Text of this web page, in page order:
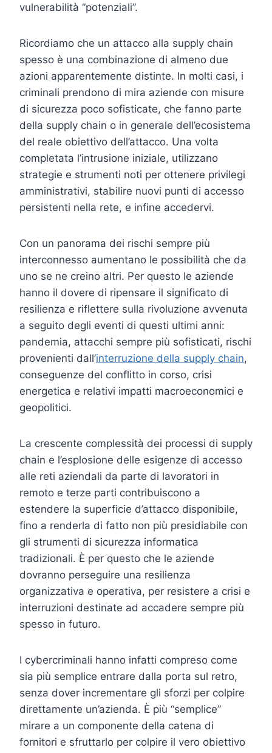
vulnerabilità “potenziali”.
Ricordiamo che un attacco alla supply chain
spesso è una combinazione di almeno due
azioni apparentemente distinte. In molti casi, i
criminali prendono di mira aziende con misure
di sicurezza poco sofisticate, che fanno parte
della supply chain o in generale dell’ecosistema
del reale obiettivo dell’attacco. Una volta
completata l’intrusione iniziale, utilizzano
strategie e strumenti noti per ottenere privilegi
amministrativi, stabilire nuovi punti di accesso
persistenti nella rete, e infine accedervi.
Con un panorama dei rischi sempre più
interconnesso aumentano le possibilità che da
uno se ne creino altri. Per questo le aziende
hanno il dovere di ripensare il significato di
resilienza e riflettere sulla rivoluzione avvenuta
a seguito degli eventi di questi ultimi anni:
pandemia, attacchi sempre più sofisticati, rischi
provenienti dall’interruzione della supply chain,
conseguenze del conflitto in corso, crisi
energetica e relativi impatti macroeconomici e
geopolitici.
La crescente complessità dei processi di supply
chain e l’esplosione delle esigenze di accesso
alle reti aziendali da parte di lavoratori in
remoto e terze parti contribuiscono a
estendere la superficie d’attacco disponibile,
fino a renderla di fatto non più presidiabile con
gli strumenti di sicurezza informatica
tradizionali. È per questo che le aziende
dovranno perseguire una resilienza
organizzativa e operativa, per resistere a crisi e
interruzioni destinate ad accadere sempre più
spesso in futuro.
I cybercriminali hanno infatti compreso come
sia più semplice entrare dalla porta sul retro,
senza dover incrementare gli sforzi per colpire
direttamente un’azienda. È più “semplice”
mirare a un componente della catena di
fornitori e sfruttarlo per colpire il vero obiettivo